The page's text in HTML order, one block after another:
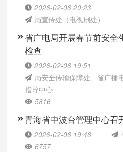
2026-02-06 20:23
局宣传处（电视剧处）
省广电局开展春节前安全
检查
2026-02-06 19:51
局安全传输保障处、省广播
指导中心
5816
青海省中波台管理中心召
2026-02-06 19:46
6757